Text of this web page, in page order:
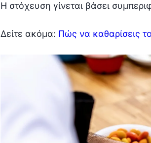
Η στόχευση γίνεται βάσει
Δείτε ακόμα: Πώς να καθαρίσεις